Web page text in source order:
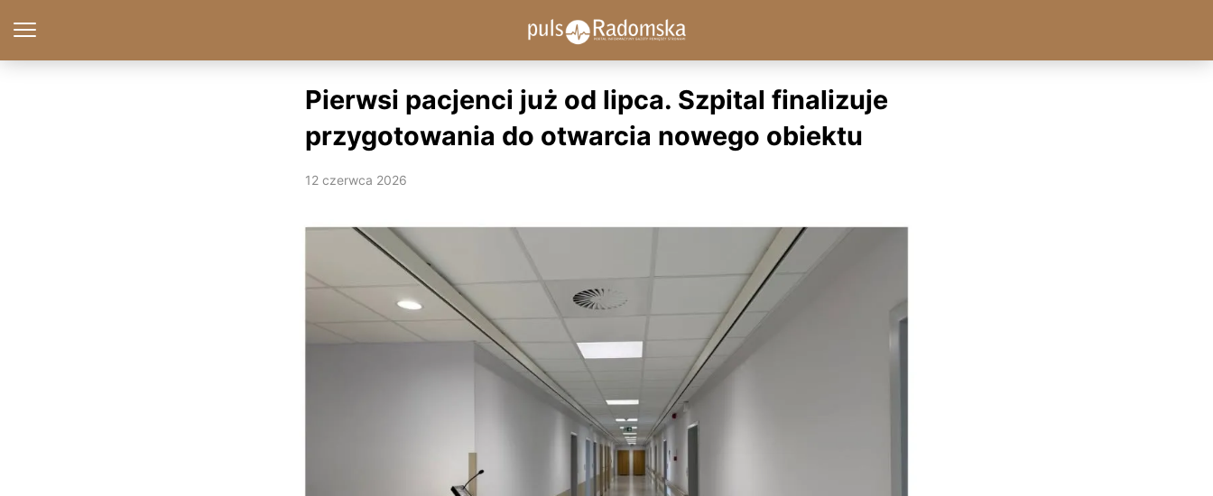
Pierwsi pacjenci już od lipca. Szpital finalizuje
przygotowania do otwarcia nowego obiektu
12 czerwca 2026